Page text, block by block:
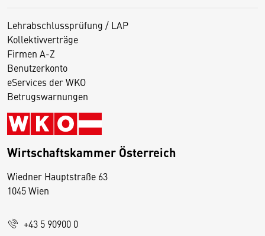
Lehrabschlussprüfung / LAP
Kollektivverträge
Firmen A-Z
Benutzerkonto
eServices der WKO
Betrugswarnungen
Wirtschaftskammer Österreich
Wiedner Hauptstraße 63
1045 Wien
+43 5 90900 0
D
s